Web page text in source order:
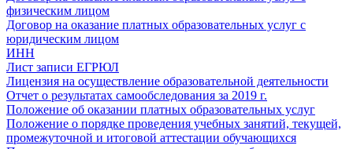
физическим лицом
Договор на оказание платных образовательных услуг с
юридическим лицом
ИНН
Лист записи ЕГРЮЛ
Лицензия на осуществление образовательной деятельности
Отчет о результатах самообследования за 2019 г.
Положение об оказании платных образовательных услуг
Положение о порядке проведения учебных занятий, текущей,
промежуточной и итоговой аттестации обучающихся